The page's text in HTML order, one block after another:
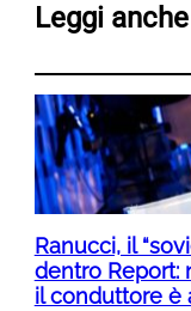
Leggi anche
Ranucci, il
dentro Report:
il conduttore è